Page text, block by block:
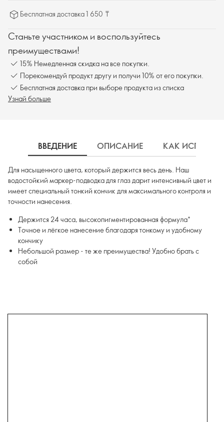
Бесплатная доставка 1 650 ₸
Станьте участником и воспользуйтесь
преимуществами!
15% Немедленная скидка на все покупки.
Порекомендуй продукт другу и получи 10% от его покупки.
Бесплатная доставка при выборе продукта из списка
Узнай больше
ВВЕДЕНИЕ ОПИСАНИЕ КАК
Для насыщенного цвета, который держится весь день. Наш
водостойкий маркер-подводка для глаз дарит интенсивный цвет и
имеет специальный тонкий кончик для максимального контроля и
точности нанесения.
Держится 24 часа, высокопигментированная формула*
Точное и лёгкое нанесение благодаря тонкому и удобному
кончику
Небольшой размер - те же преимущества! Удобно брать с
собой